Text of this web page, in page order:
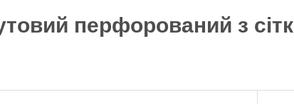
перфорований з